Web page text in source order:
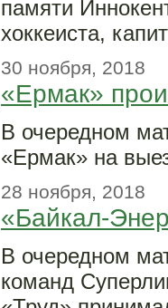
памяти
хоккеиста,
30 ноября, 2018
«Ермак»
В очередном
«Ермак» на
28 ноября, 2018
«Байкал-
В очередном
команд